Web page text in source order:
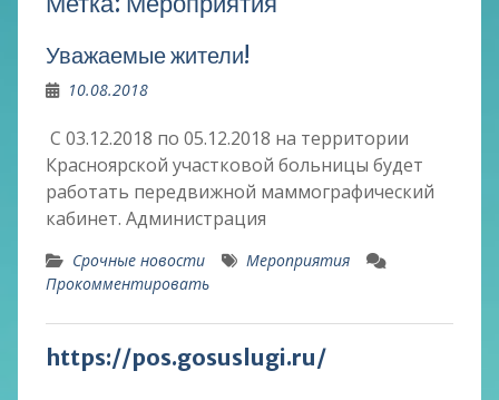
Уважаемые жители!
10.08.2018
С 03.12.2018 по 05.12.2018 на территории
Красноярской участковой больницы будет
работать передвижной маммографический
кабинет. Администрация
Срочные новости
Мероприятия
Прокомментировать
https://pos.gosuslugi.ru/